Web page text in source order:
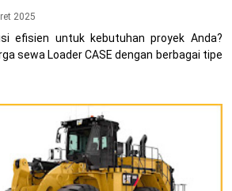
2025
efisien untuk kebutuhan proyek Anda?
sewa Loader CASE dengan berbagai tipe